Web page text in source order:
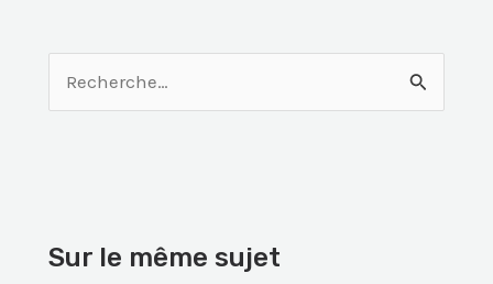
Sur le même sujet